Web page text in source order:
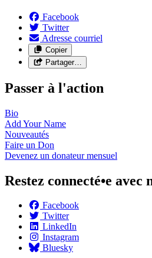
Facebook
Twitter
Adresse courriel
Copier
Partager…
Passer à l'action
Bio
Add YourName
Nouveautés
Faire un Don
Devenez un donateurmensuel
Restez connecté•e avec
Facebook
Twitter
LinkedIn
Instagram
Bluesky